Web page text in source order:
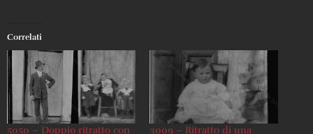
Correlati
5050 – Doppio ritratto con
3009 – Ritratto di una